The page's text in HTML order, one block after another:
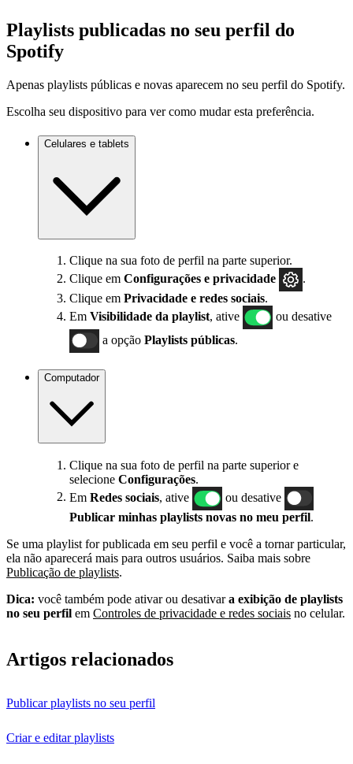
Playlists publicadas no seu perfil do
Spotify
Apenas playlists públicas e novas aparecem no seu perfil do Spotify.
Escolha seu dispositivo para ver como mudar esta preferência.
Celulares e tablets
Clique na sua foto de perfil na parte superior.
Clique em Configurações e privacidade
.
Clique em Privacidade e redes sociais.
Em Visibilidade da playlist, ative
ou desative
a opção Playlists públicas.
Computador
Clique na sua foto de perfil na parte superior e
selecione Configurações.
Em Redes sociais , ative
ou desative
Publicar minhas playlists novas no meu perfil.
Se uma playlist for publicada em seu perfil e você a tornar particular,
ela não aparecerá mais para outros usuários. Saiba mais sobre
Publicação de playlists.
Dica: você também pode ativar ou desativara exibição de playlists
no seu perfil em Controles de privacidade e redes sociais no celular.
Artigos relacionados
Publicar playlists no seu perfil
Criar e editar playlists